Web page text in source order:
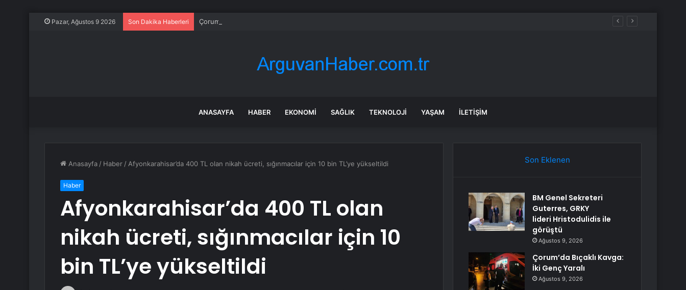
Pazar, Ağustos 9 2026 Son Dakika Haberleri Çorum’da Bıçaklı Kavga: İki Genç Yaralı
ANASAYFA HABER EKONOMI SAĞLIK TEKNOLOJI YAŞAM İLETIŞIM
Anasayfa / Haber / Afyonkarahisar’da 400 TL olan nikah ücreti, sığınmacılar için 10 bin TL’ye yükseltildi
Haber
Afyonkarahisar’da 400 TL olan
nikah ücreti, sığınmacılar için 10
bin TL’ye yükseltildi
Son Eklenen
BM Genel Sekreteri
Guterres, GRKY
lideri Hristodulidis ile
görüştü
Ağustos 9, 2026
Çorum’da Bıçaklı Kavga:
İki Genç Yaralı
Ağustos 9, 2026